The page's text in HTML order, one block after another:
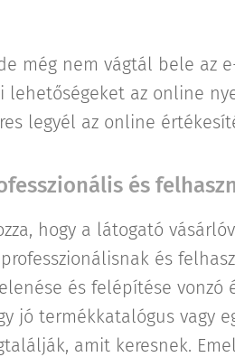
még nem vágtál bele az
az online
legyél az online
és
hogy a látogató
és
és felépítése vonzó
jó termékkatalógus vagy
amit keresnek.